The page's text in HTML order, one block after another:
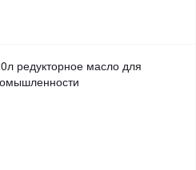
редукторное масло для